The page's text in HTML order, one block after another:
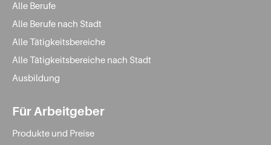
Alle Berufe
Alle Berufe nach Stadt
Alle Tätigkeitsbereiche
Alle Tätigkeitsbereiche nach Stadt
Ausbildung
Für Arbeitgeber
Produkte und Preise